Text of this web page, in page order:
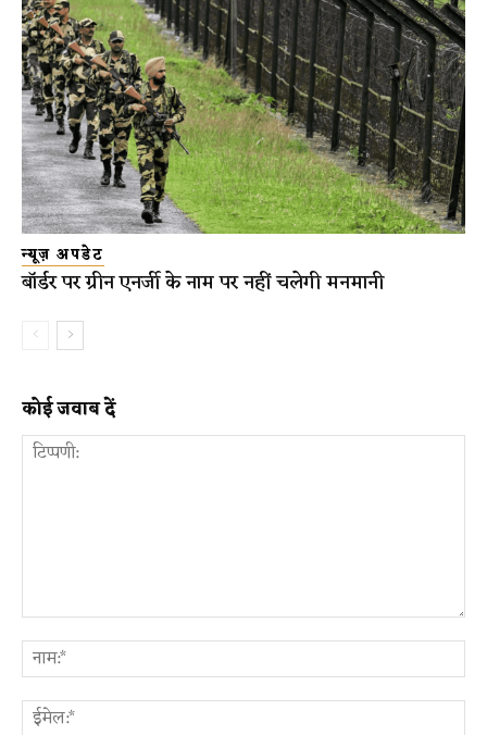
न्यूज़ अपडेट
बॉर्डर पर ग्रीन एनर्जी के नाम पर नहीं चलेगी मनमानी
कोई जवाब दें